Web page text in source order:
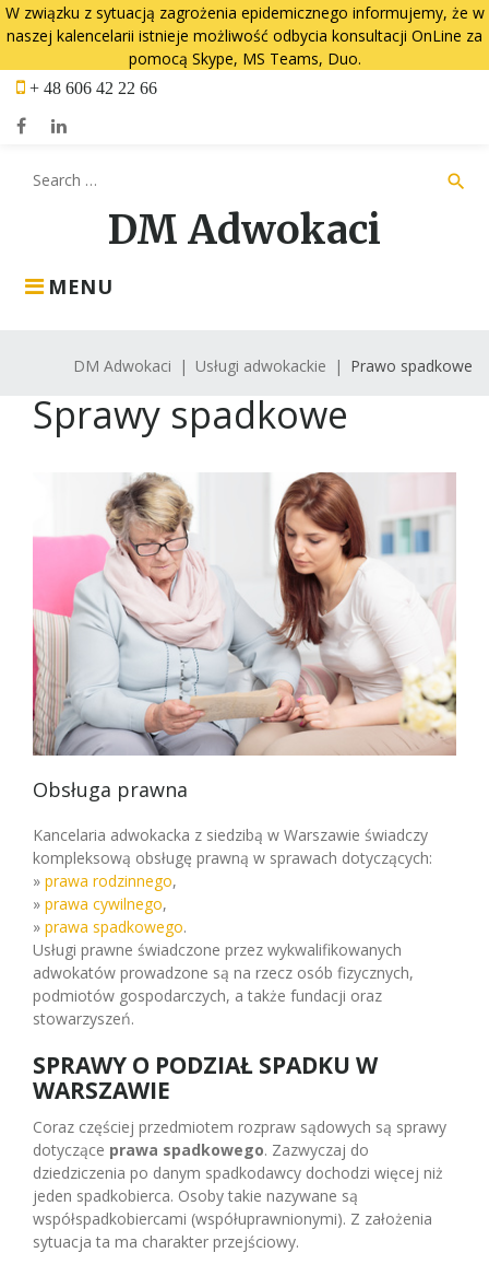
W związku z sytuacją zagrożenia epidemicznego informujemy, że w
naszej kalencelarii istnieje możliwość odbycia konsultacji OnLine za
pomocą Skype, MS Teams, Duo.
Skip
content
+ 48 606 42 22 66
DM Adwokaci
MENU
Search
search
DM Adwokaci | Usługi adwokackie | Prawo spadkowe
Prawo
spadkowe
Sprawy spadkowe
Obsługa prawna
Kancelaria adwokacka z siedzibą w Warszawie świadczy
kompleksową obsługę prawną w sprawach dotyczących:
» prawa rodzinnego,
» prawa cywilnego,
» prawa spadkowego.
Usługi prawne świadczone przez wykwalifikowanych
adwokatów prowadzone są na rzecz osób fizycznych,
podmiotów gospodarczych, a także fundacji oraz
stowarzyszeń.
SPRAWY O PODZIAŁ SPADKU W
WARSZAWIE
Coraz częściej przedmiotem rozpraw sądowych są sprawy
dotyczące prawa spadkowego. Zazwyczaj do
dziedziczenia po danym spadkodawcy dochodzi więcej niż
jeden spadkobierca. Osoby takie nazywane są
współspadkobiercami (współuprawnionymi). Z założenia
sytuacja ta ma charakter przejściowy.